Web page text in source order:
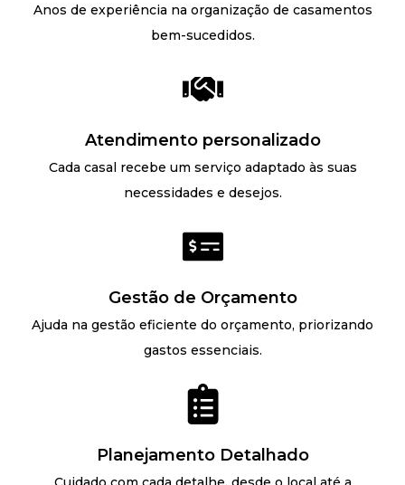
Anos de experiência na organização de casamentos
bem-sucedidos.
Atendimento personalizado
Cada casal recebe um serviço adaptado às suas
necessidades e desejos.
Gestão de Orçamento
Ajuda na gestão eficiente do orçamento, priorizando
gastos essenciais.
Planejamento Detalhado